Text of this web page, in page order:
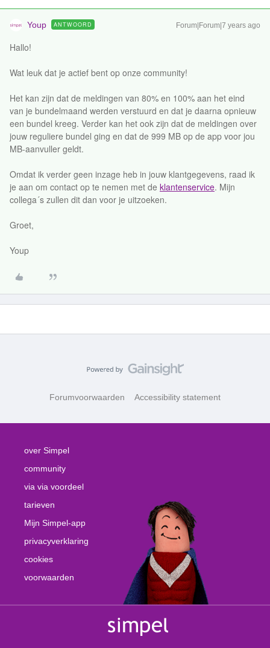
Youp ANTWOORD Forum|Forum|7 years ago
Hallo!
Wat leuk dat je actief bent op onze community!
Het kan zijn dat de meldingen van 80% en 100% aan het eind
van je bundelmaand werden verstuurd en dat je daarna opnieuw
een bundel kreeg. Verder kan het ook zijn dat de meldingen over
jouw reguliere bundel ging en dat de 999 MB op de app voor jou
MB-aanvuller geldt.
Omdat ik verder geen inzage heb in jouw klantgegevens, raad ik
je aan om contact op te nemen met de klantenservice. Mijn
collega´s zullen dit dan voor je uitzoeken.
Groet,
Youp
Forumvoorwaarden Accessibility statement
over Simpel
community
via via voordeel
tarieven
Mijn Simpel-app
privacyverklaring
cookies
voorwaarden